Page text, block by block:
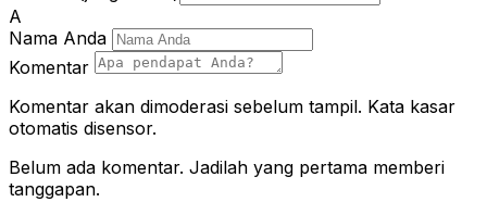
A
Nama Anda
Komentar
Komentar akan dimoderasi sebelum tampil. Kata kasar
otomatis disensor.
Belum ada komentar. Jadilah yang pertama memberi
tanggapan.